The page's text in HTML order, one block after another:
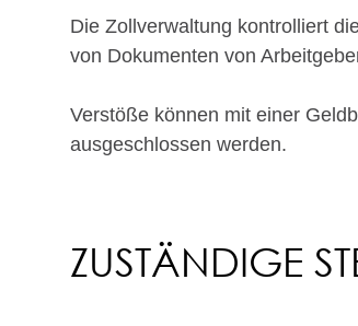
Die Zollverwaltung kontrolliert
von Dokumenten von
Verstöße können mit einer
ausgeschlossen werden.
ZUSTÄNDIGE